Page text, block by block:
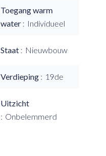
Toegang warm
water
Individueel
Staat Nieuwbouw
Verdieping 19de
Uitzicht
Onbelemmerd